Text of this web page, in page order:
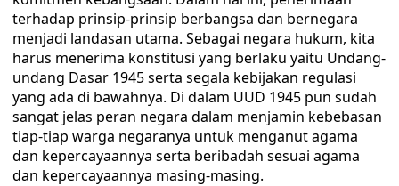
terhadap prinsip-prinsip berbangsa dan bernegara
menjadi landasan utama. Sebagai negara hukum, kita
harus menerima konstitusi yang berlaku yaitu Undang-
undang Dasar 1945 serta segala kebijakan regulasi
yang ada di bawahnya. Di dalam UUD 1945 pun sudah
sangat jelas peran negara dalam menjamin kebebasan
tiap-tiap warga negaranya untuk menganut agama
dan kepercayaannya serta beribadah sesuai agama
dan kepercayaannya masing-masing.